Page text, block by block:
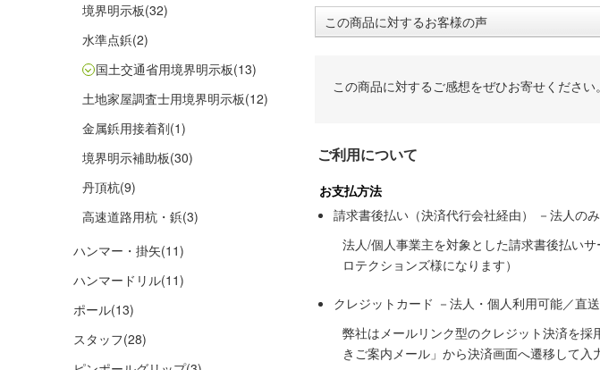
境界明示板(32)
水準点鋲(2)
国土交通省用境界明示板(13)
土地家屋調査士用境界明示板(12)
金属鋲用接着剤(1)
境界明示補助板(30)
丹頂杭(9)
高速道路用杭・鋲(3)
ハンマー・掛矢(11)
ハンマードリル(11)
ポール(13)
スタッフ(28)
この商品に対するお客様の声
この商品に対するご感想をぜひお寄せください。
ご利用について
お支払方法
請求書後払い（決済代行会社経由） －法人の
法人/個人事業主を対象とした請求書後払い
ロテクションズ様になります）
クレジットカード －法人・個人利用可能／直
弊社はメールリンク型のクレジット決済を
きご案内メール」から決済画面へ遷移して入